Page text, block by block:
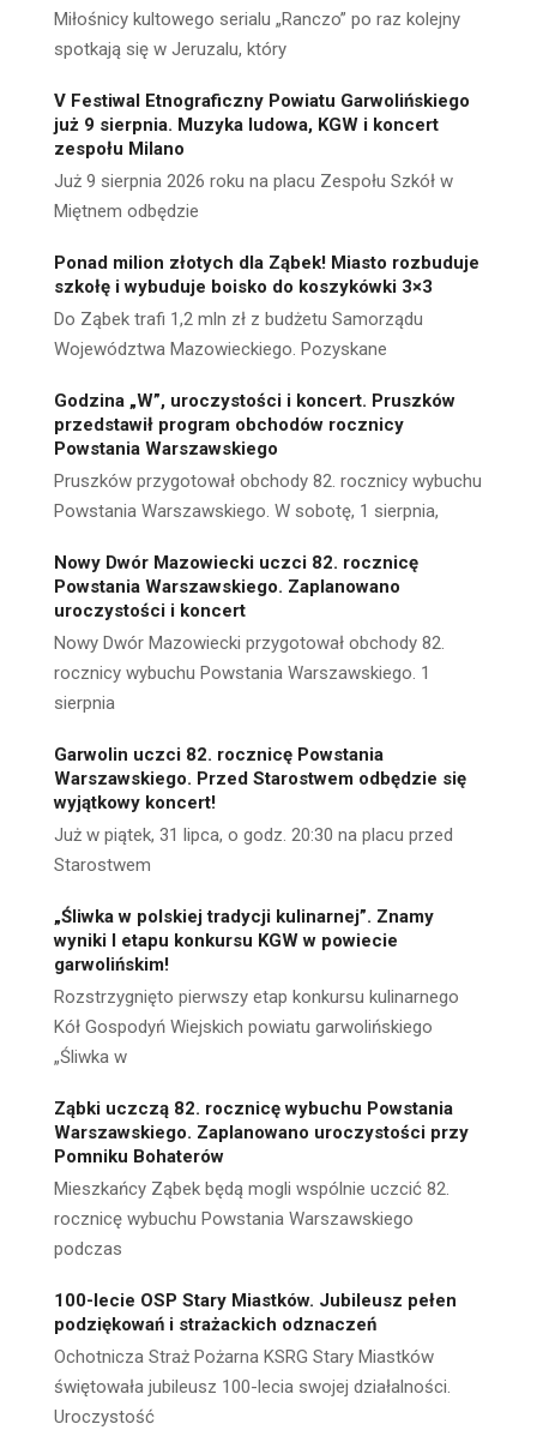
Miłośnicy kultowego serialu „Ranczo” po raz kolejny
spotkają się w Jeruzalu, który
V Festiwal Etnograficzny Powiatu Garwolińskiego
już 9 sierpnia. Muzyka ludowa, KGW i koncert
zespołu Milano
Już 9 sierpnia 2026 roku na placu Zespołu Szkół w
Miętnem odbędzie
Ponad milion złotych dla Ząbek! Miasto rozbuduje
szkołę i wybuduje boisko do koszykówki 3×3
Do Ząbek trafi 1,2 mln zł z budżetu Samorządu
Województwa Mazowieckiego. Pozyskane
Godzina „W”, uroczystości i koncert. Pruszków
przedstawił program obchodów rocznicy
Powstania Warszawskiego
Pruszków przygotował obchody 82. rocznicy wybuchu
Powstania Warszawskiego. W sobotę, 1 sierpnia,
Nowy Dwór Mazowiecki uczci 82. rocznicę
Powstania Warszawskiego. Zaplanowano
uroczystości i koncert
Nowy Dwór Mazowiecki przygotował obchody 82.
rocznicy wybuchu Powstania Warszawskiego. 1
sierpnia
Garwolin uczci 82. rocznicę Powstania
Warszawskiego. Przed Starostwem odbędzie się
wyjątkowy koncert!
Już w piątek, 31 lipca, o godz. 20:30 na placu przed
Starostwem
„Śliwka w polskiej tradycji kulinarnej”. Znamy
wyniki I etapu konkursu KGW w powiecie
garwolińskim!
Rozstrzygnięto pierwszy etap konkursu kulinarnego
Kół Gospodyń Wiejskich powiatu garwolińskiego
„Śliwka w
Ząbki uczczą 82. rocznicę wybuchu Powstania
Warszawskiego. Zaplanowano uroczystości przy
Pomniku Bohaterów
Mieszkańcy Ząbek będą mogli wspólnie uczcić 82.
rocznicę wybuchu Powstania Warszawskiego
podczas
100-lecie OSP Stary Miastków. Jubileusz pełen
podziękowań i strażackich odznaczeń
Ochotnicza Straż Pożarna KSRG Stary Miastków
świętowała jubileusz 100-lecia swojej działalności.
Uroczystość